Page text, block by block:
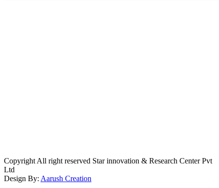
Copyright All right reserved Star innovation & Research Center Pvt
Ltd
Design By: Aarush Creation